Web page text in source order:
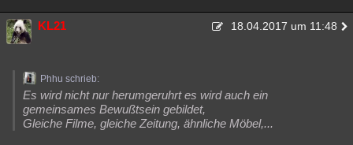
KL21 18.04.2017 um 11:48
Phhu schrieb:
Es wird nicht nur herumgeruhrt es wird auch ein
gemeinsames Bewußtsein gebildet,
Gleiche Filme, gleiche Zeitung, ähnliche Möbel,...